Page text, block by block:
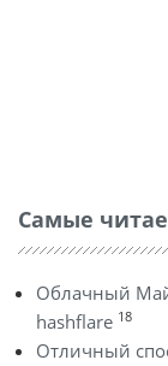
Самые
Облачный
hashflare 18
Отличный